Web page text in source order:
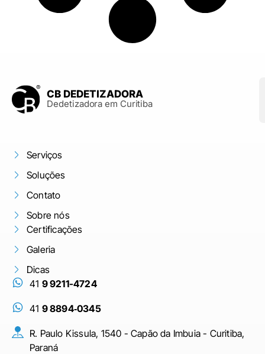
CB DEDETIZADORA
Dedetizadora em Curitiba
Serviços
Soluções
Contato
Sobre nós
Certificações
Galeria
Dicas
41 9 9211-4724
41 9 8894‑0345‬
R. Paulo Kissula, 1540 - Capão da Imbuia - Curitiba,
Paraná